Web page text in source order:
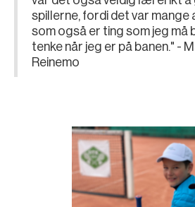
spillerne, fordi det var mange
som også er ting som jeg må
tenke når jeg er på banen." -
Reinemo